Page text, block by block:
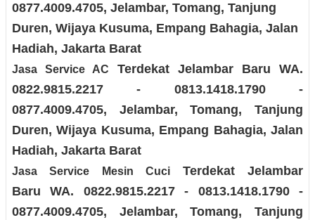
0877.4009.4705, Jelambar, Tomang, Tanjung
Duren, Wijaya Kusuma, Empang Bahagia, Jalan
Hadiah, Jakarta Barat
Jasa Service AC Terdekat Jelambar BaruWA.
0822.9815.2217 - 0813.1418.1790 -
0877.4009.4705, Jelambar, Tomang, Tanjung
Duren, Wijaya Kusuma, Empang Bahagia, Jalan
Hadiah, Jakarta Barat
Jasa Service Mesin Cuci
Terdekat Jelambar
BaruWA. 0822.9815.2217 - 0813.1418.1790 -
0877.4009.4705, Jelambar, Tomang, Tanjung